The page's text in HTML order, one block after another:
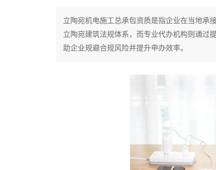
立陶宛机电施工总承包资质是指企业在当地承
立陶宛建筑法规体系，而专业代办机构则通过
助企业规避合规风险并提升申办效率。